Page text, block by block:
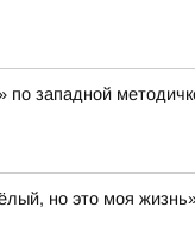
по западной
но это моя